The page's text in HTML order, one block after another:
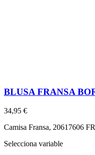
BLUSA FRANSA
34,95 €
Camisa Fransa, 20617606
Selecciona variable